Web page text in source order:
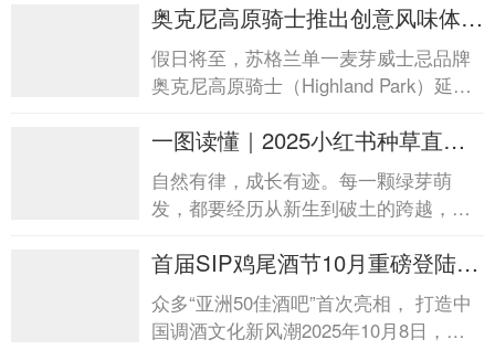
发布暨VIVANT餐...
奥克尼高原骑士推出创意风味体
验，诠释节日仪式...奥克尼高原骑
士推出创意风味体验，诠释节日仪
式...
假日将至，苏格兰单一麦芽威士忌品牌
奥克尼高原骑士（Highland Park）延续
与独具特色...
一图读懂｜2025小红书种草直达
峰会一图读懂｜2025小红书种草
直达峰会
自然有律，成长有迹。每一颗绿芽萌
发，都要经历从新生到破土的跨越，这
战。然而真正的生长，从来...
首届SIP鸡尾酒节10月重磅登陆上
海首届SIP鸡尾酒节10月重磅登陆
上海
众多“亚洲50佳酒吧”首次亮相， 打造中
国调酒文化新风潮2025年10月8日，上